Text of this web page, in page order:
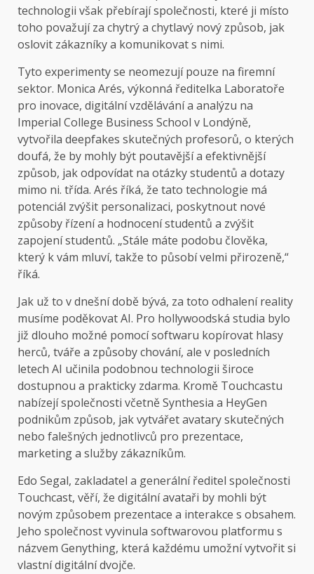
technologii však přebírají společnosti, které ji místo
toho považují za chytrý a chytlavý nový způsob, jak
oslovit zákazníky a komunikovat s nimi.
Tyto experimenty se neomezují pouze na firemní
sektor. Monica Arés, výkonná ředitelka Laboratoře
pro inovace, digitální vzdělávání a analýzu na
Imperial College Business School v Londýně,
vytvořila deepfakes skutečných profesorů, o kterých
doufá, že by mohly být poutavější a efektivnější
způsob, jak odpovídat na otázky studentů a dotazy
mimo ni. třída. Arés říká, že tato technologie má
potenciál zvýšit personalizaci, poskytnout nové
způsoby řízení a hodnocení studentů a zvýšit
zapojení studentů. „Stále máte podobu člověka,
který k vám mluví, takže to působí velmi přirozeně,“
říká.
Jak už to v dnešní době bývá, za toto odhalení reality
musíme poděkovat AI. Pro hollywoodská studia bylo
již dlouho možné pomocí softwaru kopírovat hlasy
herců, tváře a způsoby chování, ale v posledních
letech AI učinila podobnou technologii široce
dostupnou a prakticky zdarma. Kromě Touchcastu
nabízejí společnosti včetně Synthesia a HeyGen
podnikům způsob, jak vytvářet avatary skutečných
nebo falešných jednotlivců pro prezentace,
marketing a služby zákazníkům.
Edo Segal, zakladatel a generální ředitel společnosti
Touchcast, věří, že digitální avataři by mohli být
novým způsobem prezentace a interakce s obsahem.
Jeho společnost vyvinula softwarovou platformu s
názvem Genything, která každému umožní vytvořit si
vlastní digitální dvojče.